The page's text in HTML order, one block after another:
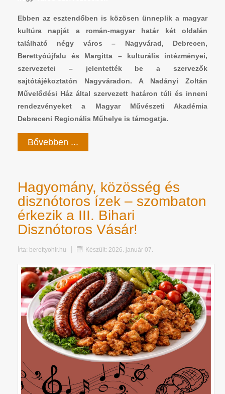
Ebben az esztendőben is közösen ünneplik a magyar
kultúra napját a román-magyar határ két oldalán
található négy város – Nagyvárad, Debrecen,
Berettyóújfalu és Margitta – kulturális intézményei,
szervezetei – jelentették be a szervezők
sajtótájékoztatón Nagyváradon. A Nadányi Zoltán
Művelődési Ház által szervezett határon túli és inneni
rendezvényeket a Magyar Művészeti Akadémia
Debreceni Regionális Műhelye is támogatja.
Bővebben ...
Hagyomány, közösség és
disznótoros ízek – szombaton
érkezik a III. Bihari
Disznótoros Vásár!
Írta: berettyohir.hu Készült: 2026. január 07.